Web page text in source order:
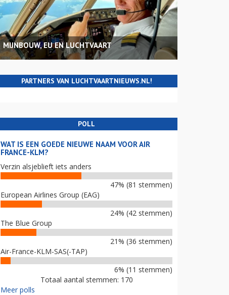
MIJNBOUW, EU EN LUCHTVAART
PARTNERS VAN LUCHTVAARTNIEUWS.NL!
POLL
WAT IS EEN GOEDE NIEUWE NAAM VOOR AIR
FRANCE-KLM?
Verzin alsjeblieft iets anders
47% (81 stemmen)
European Airlines Group (EAG)
24% (42 stemmen)
The Blue Group
21% (36 stemmen)
Air-France-KLM-SAS(-TAP)
6% (11 stemmen)
Totaal aantal stemmen: 170
Meer polls